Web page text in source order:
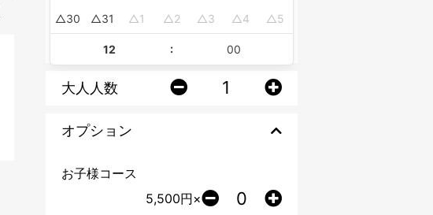
30 31 1 2 3 4 5
:
大人人数
オプション
お子様コース
5,500円×